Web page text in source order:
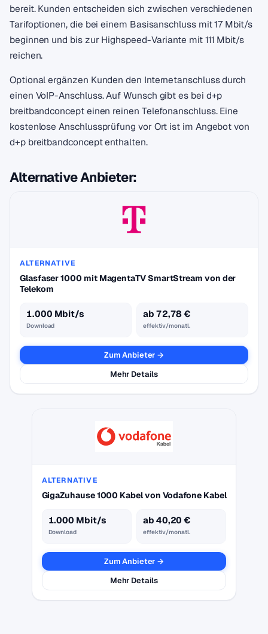
bereit. Kunden entscheiden sich zwischen verschiedenen
Tarifoptionen, die bei einem Basisanschluss mit 17 Mbit/s
beginnen und bis zur Highspeed-Variante mit 111 Mbit/s
reichen.
Optional ergänzen Kunden den Internetanschluss durch
einen VoIP-Anschluss. Auf Wunsch gibt es bei d+p
breitbandconcept einen reinen Telefonanschluss. Eine
kostenlose Anschlussprüfung vor Ort ist im Angebot von
d+p breitbandconcept enthalten.
Alternative Anbieter:
ALTERNATIVE
Glasfaser 1000 mit MagentaTV SmartStream von der
Telekom
1.000 Mbit/s
Download
ab 72,78 €
effektiv/monatl.
Zum Anbieter →
Mehr Details
ALTERNATIVE
GigaZuhause 1000 Kabel von Vodafone Kabel
1.000 Mbit/s
Download
ab 40,20 €
effektiv/monatl.
Zum Anbieter →
Mehr Details